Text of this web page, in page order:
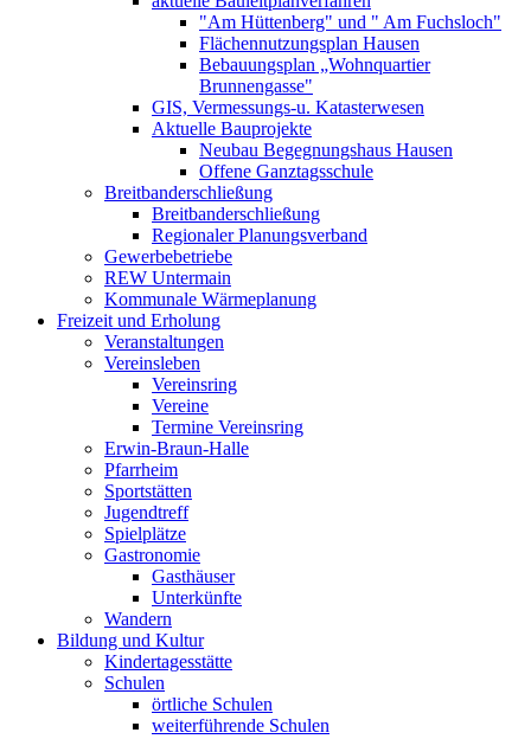
"Am Hüttenberg" und " Am Fuchsloch"
Flächennutzungsplan Hausen
Bebauungsplan „Wohnquartier
Brunnengasse"
GIS, Vermessungs-u. Katasterwesen
Aktuelle Bauprojekte
Neubau Begegnungshaus Hausen
Offene Ganztagsschule
Breitbanderschließung
Breitbanderschließung
Regionaler Planungsverband
Gewerbebetriebe
REW Untermain
Kommunale Wärmeplanung
Freizeit und Erholung
Veranstaltungen
Vereinsleben
Vereinsring
Vereine
Termine Vereinsring
Erwin-Braun-Halle
Pfarrheim
Sportstätten
Jugendtreff
Spielplätze
Gastronomie
Gasthäuser
Unterkünfte
Wandern
Bildung und Kultur
Kindertagesstätte
Schulen
örtliche Schulen
weiterführende Schulen